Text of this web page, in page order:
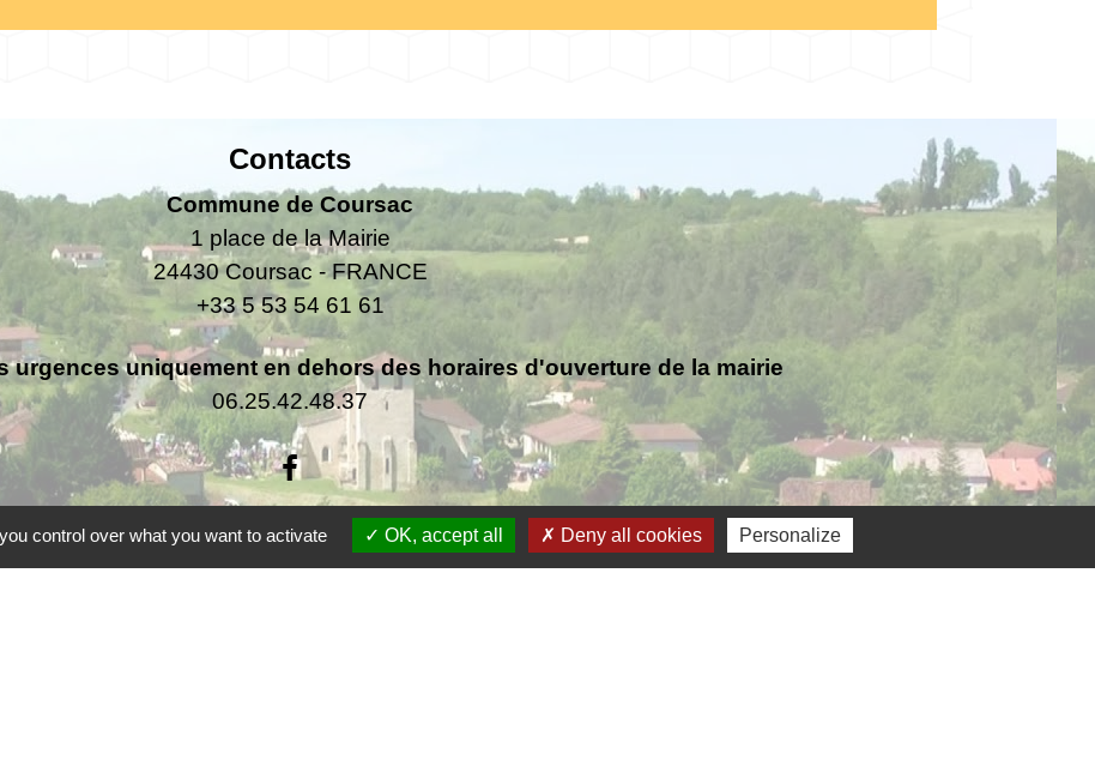
Contacts
Commune de Coursac
1 place de la Mairie
24430 Coursac - FRANCE
+33 5 53 54 61 61
urgences uniquement en dehors des horaires d'ouverture de la mairie
06.25.42.48.37
Jumelage
control over what you want to activate OK, accept all Deny all cookies Personalize